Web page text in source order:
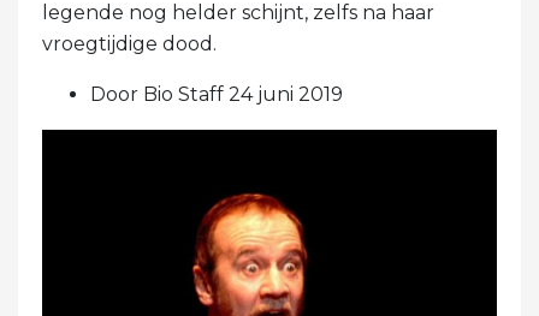
legende nog helder schijnt, zelfs na haar
vroegtijdige dood.
Door Bio Staff 24 juni 2019